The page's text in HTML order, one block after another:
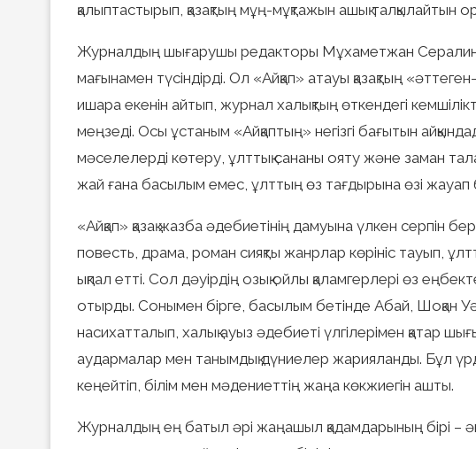
қалыптастырып, қазақтың мұң-мұқтажын ашық талқылайтын
Журналдың шығарушы редакторы Мұхаметжан
мағынамен түсіндірді. Ол «Айқап» атауы қазақтың
ишара екенін айтып, журнал халықтың өткендегі
меңзеді. Осы ұстаным «Айқаптың» негізгі бағытын
мәселелерді көтеру, ұлттық сананы ояту және заман
жай ғана басылым емес, ұлттың өз тағдырына өзі жауап
«Айқап» қазақ жазба әдебиетінің дамуына үлкен серпін
повесть, драма, роман сияқты жанрлар көрініс тауып,
ықпал етті. Сол дәуірдің озық ойлы қаламгерлері өз
отырды. Сонымен бірге, басылым бетінде Абай, Шоқан
насихатталып, халық ауыз әдебиеті үлгілерімен қатар
аудармалар мен танымдық дүниелер жарияланды. Бұл
кеңейтіп, білім мен мәдениеттің жаңа көкжиегін ашты.
Журналдың ең батыл әрі жаңашыл қадамдарының бірі –